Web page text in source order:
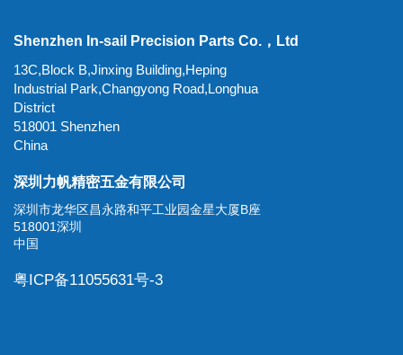
Shenzhen In-sail Precision Parts Co.，Ltd
13C,Block B,Jinxing Building,Heping
Industrial Park,Changyong Road,Longhua
District
518001 Shenzhen
China
深圳力帆精密五金有限公司
深圳市龙华区昌永路和平工业园金星大厦B座
518001深圳
中国
粤ICP备11055631号-3